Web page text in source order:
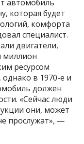
автомобиль
которая будет
комфорта
специалист.
двигатели,
миллион
ресурсом
в 1970-е и
должен
«Сейчас люди
они, может
прослужат», —